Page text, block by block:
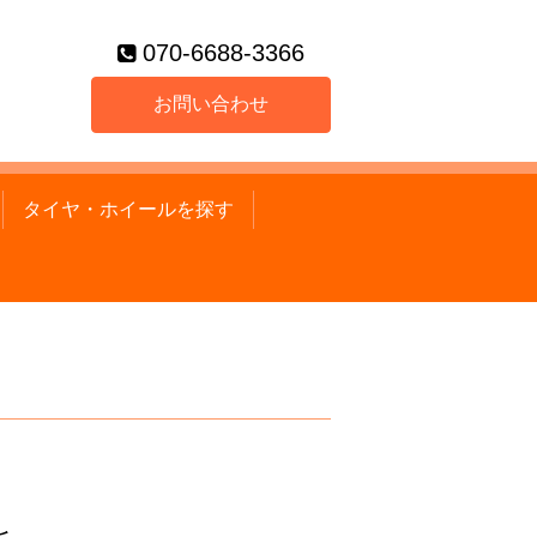
070-6688-3366
お問い合わせ
タイヤ・ホイールを探す